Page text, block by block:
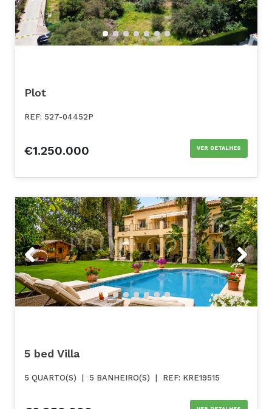
Plot
REF: 527-04452P
€1.250.000 VER DETALHES
Previous Next
5 bed Villa
5 QUARTO(S) 5 BANHEIRO(S) REF: KRE19515